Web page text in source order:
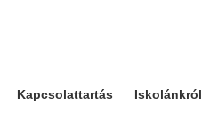
Kapcsolattartás Iskolánkról